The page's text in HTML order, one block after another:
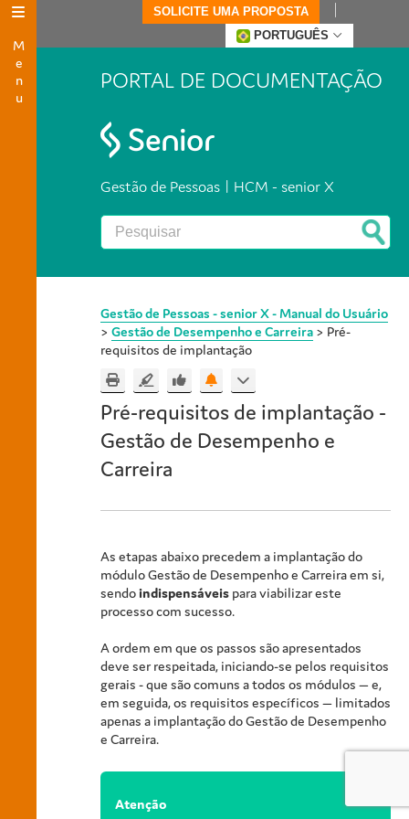
Menu
SOLICITE UMA PROPOSTA
PORTUGUÊS
PORTAL DE DOCUMENTAÇÃO
Gestão de Pessoas | HCM - senior X
Gestão de Pessoas - senior X - Manual do Usuário
> Gestão de Desempenho e Carreira > Pré-
requisitos de implantação
Pré-requisitos de implantação -
Gestão de Desempenho e
Carreira
As etapas abaixo precedem a implantação do
móduloGestão de Desempenho e Carreiraem si,
sendoindispensáveis para viabilizar este
processo com sucesso.
A ordem em que os passos são apresentados
deve ser respeitada, iniciando-se pelos requisitos
gerais - que são comuns a todos os módulos — e,
em seguida, os requisitos específicos — limitados
apenas a implantação doGestão de Desempenho
e Carreira.
Atenção